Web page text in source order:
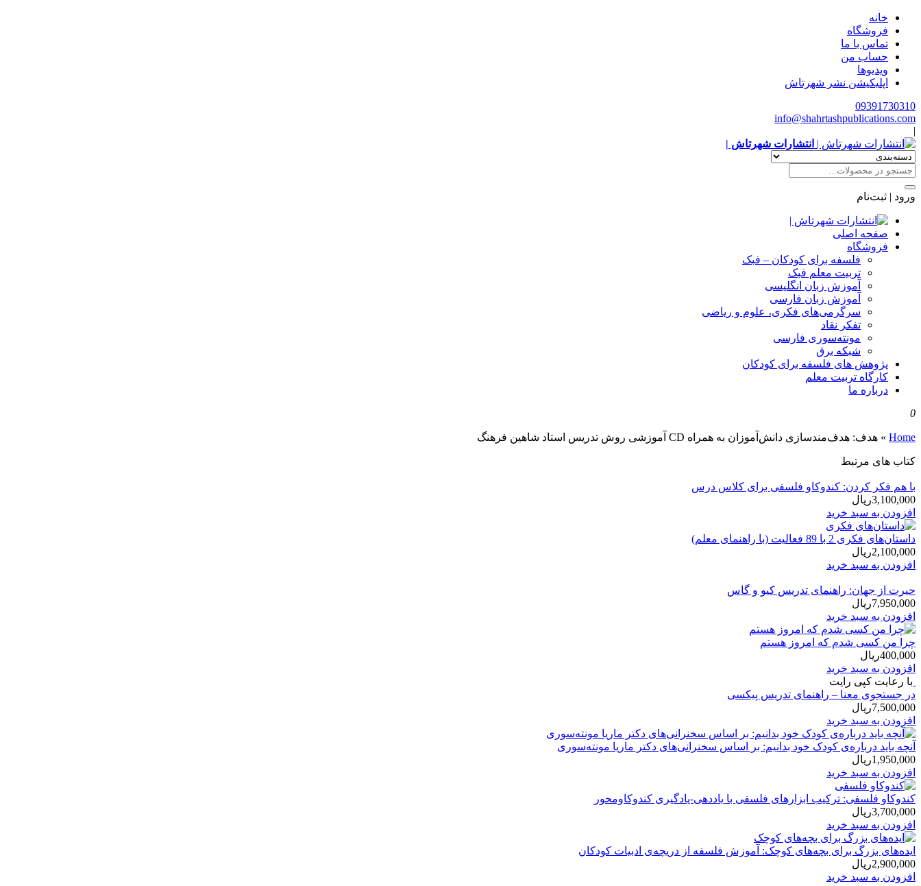
خانه
فروشگاه
تماس با ما
حساب من
ویدیوها
اپلیکیشن نشر شهرتاش
09391730310
info@shahrtashpublications.com
|
انتشارات شهرتاش |
ورود | ثبت‌نام
صفحه اصلی
فروشگاه
فلسفه برای کودکان – فبک
تربیت معلم فبک
آموزش زبان انگلیسی
آموزش زبان فارسی
سرگرمی‌های فکری، علوم و ریاضی
تفکر نقاد
مونته‌سوری فارسی
شبکه برق
پژوهش های فلسفه برای کودکان
کارگاه تربیت معلم
درباره ما
0
Home
» هدف: هدف‌مندسازی ‌‌دانش‌آموزان به همراه CD آموزشی روش تدریس استاد شاهین فرهنگ
کتاب های مرتبط
با هم فکر کردن: کندوکاو فلسفی برای کلاس درس
3,100,000ریال
افزودن به سبد خرید
داستان‌های فكری 2 با 89 فعالیت (با راهنمای معلم)
2,100,000ریال
افزودن به سبد خرید
حیرت از جهان: راهنمای تدریس کیو و گاس
7,950,000ریال
افزودن به سبد خرید
چرا من کسی شدم که امروز هستم
400,000ریال
افزودن به سبد خرید
با رعایت کپی رایت
در جستجوی معنا – راهنمای تدریس پیکسی
7,500,000ریال
افزودن به سبد خرید
آنچه باید درباره‌ی کودک خود بدانیم: بر اساس سخنرانی‌های دکتر ماریا مونته‌سوری
1,950,000ریال
افزودن به سبد خرید
کندوکاو فلسفی: ترکیب ابزارهای فلسفی با یاددهی-یادگیری کندوکاومحور
3,700,000ریال
افزودن به سبد خرید
ایده‌های بزرگ برای بچه‌های کوچک: آموزش فلسفه از دریچه‌ی ادبیات کودکان
2,900,000ریال
افزودن به سبد خرید